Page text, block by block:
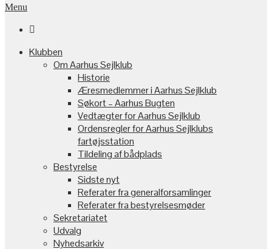
Menu

Klubben
Om Aarhus Sejlklub
Historie
Æresmedlemmer i Aarhus Sejlklub
Søkort – Aarhus Bugten
Vedtægter for Aarhus Sejlklub
Ordensregler for Aarhus Sejlklubs
fartøjsstation
Tildeling af bådplads
Bestyrelse
Sidste nyt
Referater fra generalforsamlinger
Referater fra bestyrelsesmøder
Sekretariatet
Udvalg
Nyhedsarkiv